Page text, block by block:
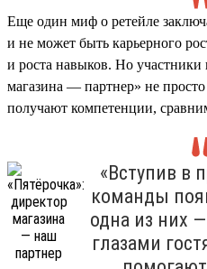
Еще один миф о ретейле
и не может быть карьерного
и роста навыков. Но
магазина — партнер» не
получают компетенции,
«Вступив в
команды
одна из них
глазами